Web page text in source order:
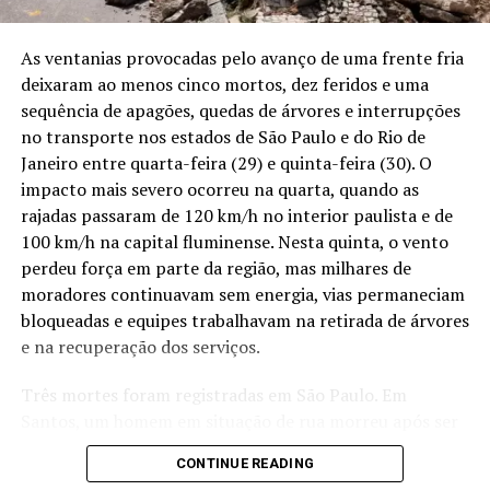
Entre janeiro e abril de 2026, a Fiscalía peruana
registrou 29 pontos de mineração ilegal em Iquitos,
Maynas e Nauta. O número cobre apenas ocorrências
que chegaram aos órgãos públicos. Em rios extensos,
com canais escondidos pela floresta e longas distâncias
entre as comunidades, parte das dragas pode funcionar
durante semanas sem ser alcançada por qualquer
fiscalização.
Puca Urco já havia recebido uma grande operação em
junho. A Marinha peruana apreendeu e destruiu balsas,
motores, geradores, compressores, bombas,
combustível, equipamentos de internet via satélite e
daquele mês, quatro operações nos rios Nanay,
destruídas e bens avaliados em mais de 800 mil soles. De
janeiro a maio, o governo peruano calculou em mais de
As ventanias provocadas pelo avanço de uma frente fria
deixaram ao menos cinco mortos, dez feridos e uma
sequência de apagões, quedas de árvores e interrupções
no transporte nos estados de São Paulo e do Rio de
Janeiro entre quarta-feira (29) e quinta-feira (30). O
impacto mais severo ocorreu na quarta, quando as
rajadas passaram de 120 km/h no interior paulista e de
100 km/h na capital fluminense. Nesta quinta, o vento
perdeu força em parte da região, mas milhares de
moradores continuavam sem energia, vias permaneciam
bloqueadas e equipes trabalhavam na retirada de árvores
e na recuperação dos serviços.
Três mortes foram registradas em São Paulo. Em
atingido pela queda de uma árvore na Avenida Almirante
Cochrane, no bairro Estuário. Em Cesário Lange, na
CONTINUE READING